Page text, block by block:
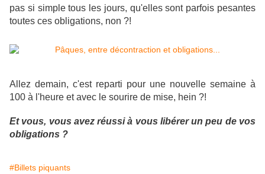
pas si simple tous les jours, qu'elles sont parfois pesantes
toutes ces obligations, non ?!
Allez demain, c'est reparti pour une nouvelle semaine à
100 à l'heure et avec le sourire de mise, hein ?!
Et vous, vous avez réussi à vous libérer un peu de vos
obligations ?
#Billets piquants